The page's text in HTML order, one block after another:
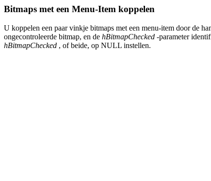
Bitmaps met een Menu-Item koppelen
U koppelen een paar vinkje bitmaps met een menu-item door de
ongecontroleerde bitmap, en de hBitmapChecked -parameter
hBitmapChecked , of beide, op NULL instellen.